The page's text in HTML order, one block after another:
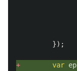
});
+ var